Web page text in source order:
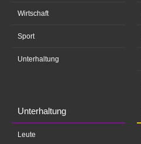
Wirtschaft
Sport
Unterhaltung
Unterhaltung
Leute